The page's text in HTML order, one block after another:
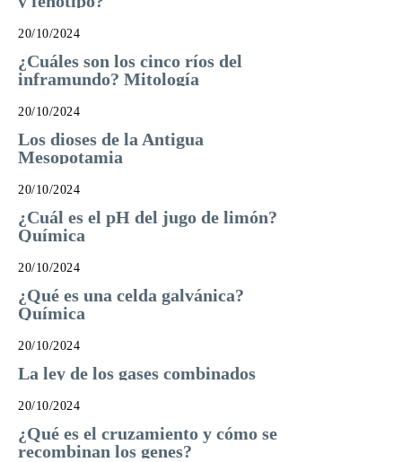
20/10/2024
¿Cuáles son los cinco ríos del
inframundo? Mitología
20/10/2024
Los dioses de la Antigua
Mesopotamia
20/10/2024
¿Cuál es el pH del jugo de limón?
Química
20/10/2024
¿Qué es una celda galvánica?
Química
20/10/2024
La ley de los gases combinados
20/10/2024
¿Qué es el cruzamiento y cómo se
recombinan los genes?